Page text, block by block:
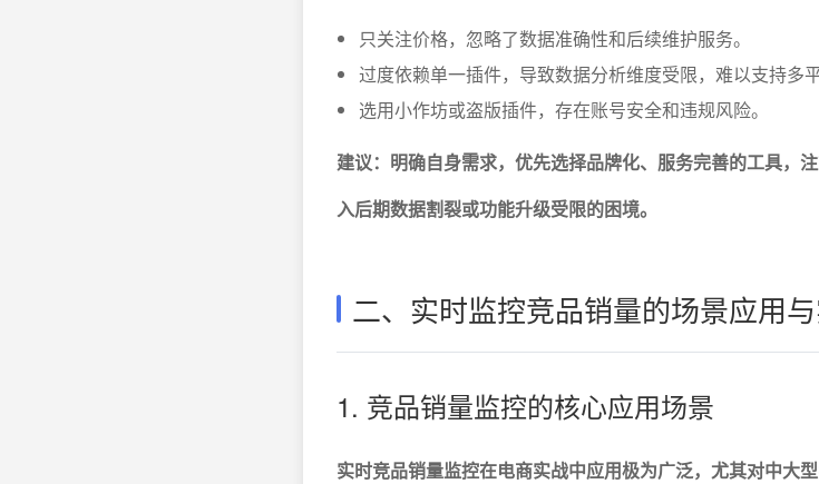
只关注价格，忽略了数据准确性和后续维护服务。
过度依赖单一插件，导致数据分析维度受限，难以支持多
选用小作坊或盗版插件，存在账号安全和违规风险。
建议：明确自身需求，优先选择品牌化、服务完善的工具，
入后期数据割裂或功能升级受限的困境。
二、实时监控竞品销量的场景应用
1. 竞品销量监控的核心应用场景
实时竞品销量监控在电商实战中应用极为广泛，尤其对中大